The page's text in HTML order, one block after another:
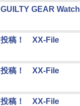
GUILTY GEAR Watch
投稿！ XX-File
投稿！ XX-File
投稿！ XX-File